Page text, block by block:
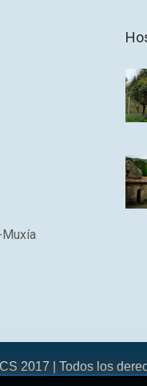
2017 | Todos los